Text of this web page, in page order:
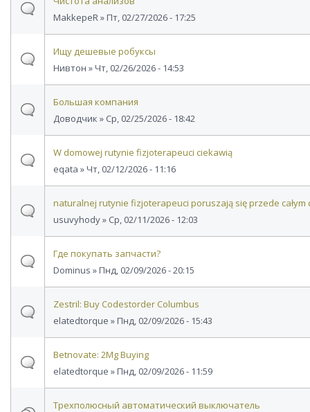
MakkepeR» Пт, 02/27/2026 - 17:25
Ищу дешевые робуксы
Нивтон » Чт, 02/26/2026 - 14:53
Большая компания
Доводчик » Ср, 02/25/2026 - 18:42
W domowej rutynie fizjoterapeuci ciekawią
eqata » Чт, 02/12/2026 - 11:16
naturalnej rutynie fizjoterapeuci poruszają się przede całym
usuvyhody» Ср, 02/11/2026 - 12:03
Где покупать запчасти?
Dominus » Пнд, 02/09/2026 - 20:15
Zestril: Buy Codestorder Columbus
elatedtorque » Пнд, 02/09/2026 - 15:43
Betnovate: 2Mg Buying
elatedtorque » Пнд, 02/09/2026 - 11:59
Трехполюсный автоматический выключатель